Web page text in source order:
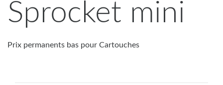
Sprocket mini
Prix permanents bas pour Cartouches